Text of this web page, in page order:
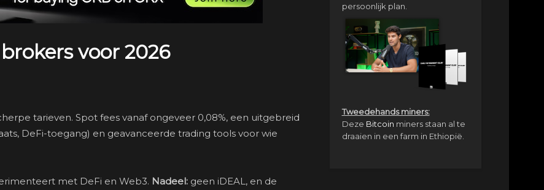
voor 2026
tarieven. Spot fees vanaf ongeveer 0,08%, een uitgebreid
DeFi-toegang) en geavanceerde trading tools voor wie
met DeFi en Web3. Nadeel: geen iDEAL, en de
persoonlijk plan.
Tweedehands miners:
Deze Bitcoin miners staan al te
draaien in een farm in Ethiopië.